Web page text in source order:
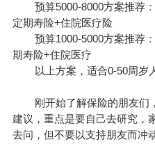
预算5000-8000方案推荐：
定期寿险+住院医疗险
预算1000-5000方案推荐：
期寿险+住院医疗
以上方案，适合0-50周岁
刚开始了解保险的朋友们
建议，重点是要自己去研究，
去问，但不要以支持朋友而冲